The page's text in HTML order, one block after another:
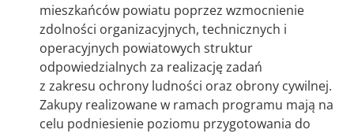
mieszkańców powiatu poprzez wzmocnienie
zdolności organizacyjnych, technicznych i
operacyjnych powiatowych struktur
odpowiedzialnych za realizację zadań
z zakresu ochrony ludności oraz obrony cywilnej.
Zakupy realizowane w ramach programu mają na
celu podniesienie poziomu przygotowania do